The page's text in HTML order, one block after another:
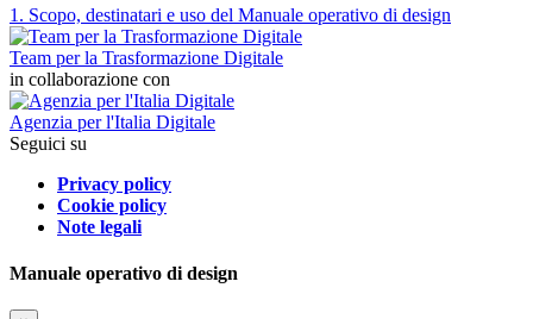
1. Scopo, destinatari e uso del Manuale operativo di design
Team per la Trasformazione Digitale
in collaborazione con
Agenzia per l'Italia Digitale
Seguici su
Privacy policy
Cookie policy
Note legali
Manuale operativo di design